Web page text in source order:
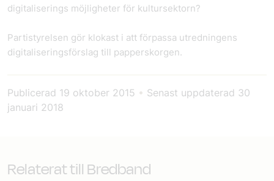
digitaliserings möjligheter för kultursektorn?
Partistyrelsen gör klokast i att förpassa utredningens
digitaliseringsförslag till papperskorgen.
Publicerad 19 oktober 2015 • Senast uppdaterad 30
januari 2018
Relaterat till Bredband